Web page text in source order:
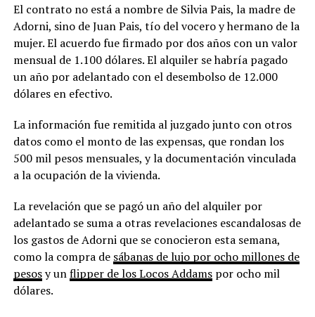
El contrato no está a nombre de Silvia Pais, la madre de
Adorni, sino de Juan Pais, tío del vocero y hermano de la
mujer. El acuerdo fue firmado por dos años con un valor
mensual de 1.100 dólares. El alquiler se habría pagado
un año por adelantado con el desembolso de 12.000
dólares en efectivo.
La información fue remitida al juzgado junto con otros
datos como el monto de las expensas, que rondan los
500 mil pesos mensuales, y la documentación vinculada
a la ocupación de la vivienda.
La revelación que se pagó un año del alquiler por
adelantado se suma a otras revelaciones escandalosas de
los gastos de Adorni que se conocieron esta semana,
como la compra de sábanas de lujo por ocho millones de
pesosy unflipper de los Locos Addamspor ocho mil
dólares.